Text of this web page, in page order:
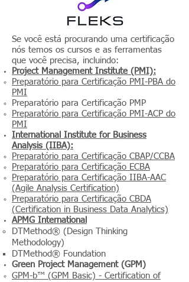
Se você está procurando uma certificação
nós temos os cursos e as ferramentas
que você precisa, incluindo:
Project Management Institute (PMI):
Preparatório para Certificação PMI-PBA do
PMI
Preparatório para Certificação PMP
Preparatório para Certificação PMI-ACP do
PMI
International Institute for Business
Analysis (IIBA):
Preparatório para Certificação CBAP/CCBA
Preparatório para Certificação ECBA
Preparatório para Certificação IIBA-AAC
(Agile Analysis Certification)
Preparatório para Certificação CBDA
(Certification in Business Data Analytics)
APMG International
DTMethod® (Design Thinking
Methodology)
DTMethod® Foundation
Green Project Management (GPM)
GPM-b™ (GPM Basic) - Certification of